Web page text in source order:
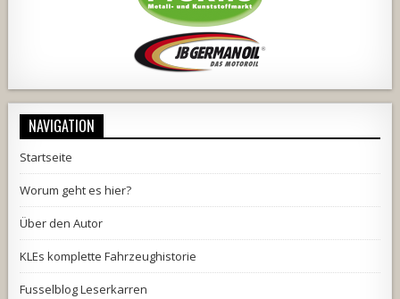
NAVIGATION
Startseite
Worum geht es hier?
Über den Autor
KLEs komplette Fahrzeughistorie
Fusselblog Leserkarren